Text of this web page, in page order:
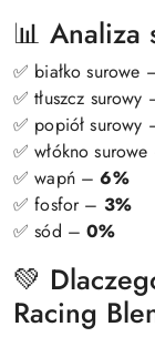
📊 Analiza
✅ białko surowe
✅ tłuszcz
✅ popiół surowy
✅ włókno
✅ wapń –6%
✅ fosfor – 3%
✅ sód –0%
💚
Racing